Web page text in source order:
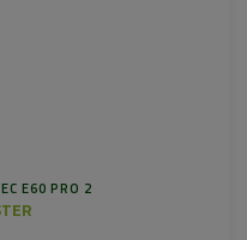
E60 PRO 2